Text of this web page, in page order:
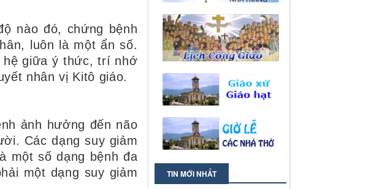
nào đó, chứng bệnh
luôn là một ẩn số.
hệ giữa ý thức, trí nhớ
nhân vị Kitô giáo.
ảnh hưởng đến não
Các dạng suy giảm
một số dạng bệnh đa
một dạng suy giảm
TIN MỚI NHẤT